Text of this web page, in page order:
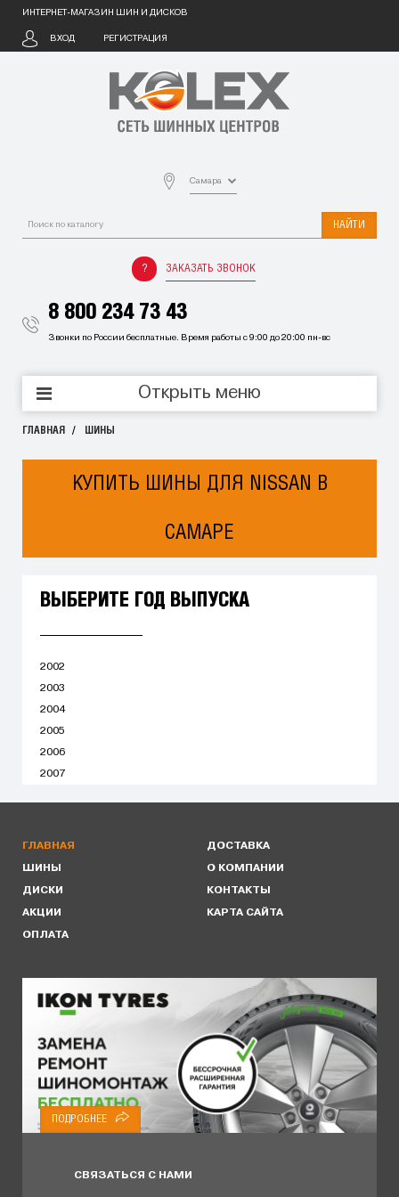
ИНТЕРНЕТ-МАГАЗИН ШИН И ДИСКОВ
ВХОД РЕГИСТРАЦИЯ
Самара
НАЙТИ
ЗАКАЗАТЬ ЗВОНОК
8 800 234 73 43
Звонки по России бесплатные. Время работы с 9:00 до 20:00 пн-вс
Открыть меню
ГЛАВНАЯ ШИНЫ
КУПИТЬ ШИНЫ ДЛЯ NISSAN В
САМАРЕ
ВЫБЕРИТЕ ГОД ВЫПУСКА
2002
2003
2004
2005
2006
2007
ГЛАВНАЯ
ШИНЫ
ДИСКИ
АКЦИИ
ОПЛАТА
ДОСТАВКА
О КОМПАНИИ
КОНТАКТЫ
КАРТА САЙТА
ПОДРОБНЕЕ
СВЯЗАТЬСЯ С НАМИ